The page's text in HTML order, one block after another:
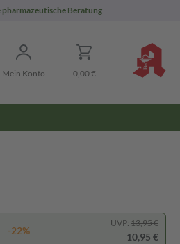
pharmazeutische Beratung
Mein Konto 0,00 €
-22%
UVP: 13,95 €
10,95 €